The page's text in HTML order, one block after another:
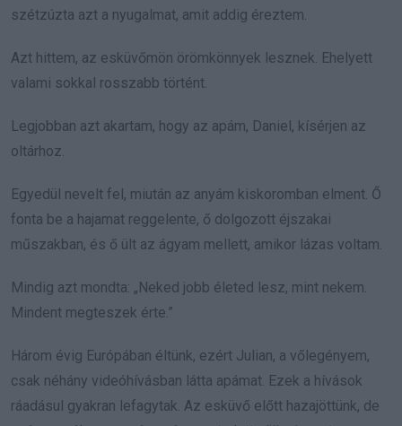
szétzúzta azt a nyugalmat, amit addig éreztem.
Azt hittem, az esküvőmön örömkönnyek lesznek. Ehelyett
valami sokkal rosszabb történt.
Legjobban azt akartam, hogy az apám, Daniel, kísérjen az
oltárhoz.
Egyedül nevelt fel, miután az anyám kiskoromban elment. Ő
fonta be a hajamat reggelente, ő dolgozott éjszakai
műszakban, és ő ült az ágyam mellett, amikor lázas voltam.
Mindig azt mondta: „Neked jobb életed lesz, mint nekem.
Mindent megteszek érte.”
Három évig Európában éltünk, ezért Julian, a vőlegényem,
csak néhány videóhívásban látta apámat. Ezek a hívások
ráadásul gyakran lefagytak. Az esküvő előtt hazajöttünk, de